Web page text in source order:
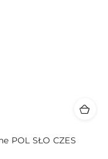
POL SŁO CZES